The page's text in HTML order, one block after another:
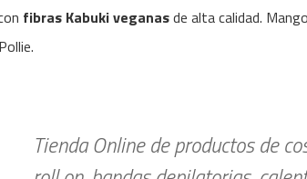
fibras Kabuki veganasde alta calidad.
Tienda Online de productos de